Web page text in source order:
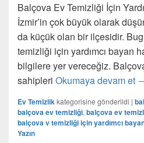
Balçova Ev Temizliği İçin
İzmir’in çok büyük olarak
da küçük olan bir ilçesidir.
temizliği için yardımcı bayan
bilgilere yer vereceğiz.
sahipleri Okumaya devam et
Ev Temizlikkategorisine gönderildi |
balçova ev temizliği, balçova ev
balçova v temizliği için yardımcı
Yazın